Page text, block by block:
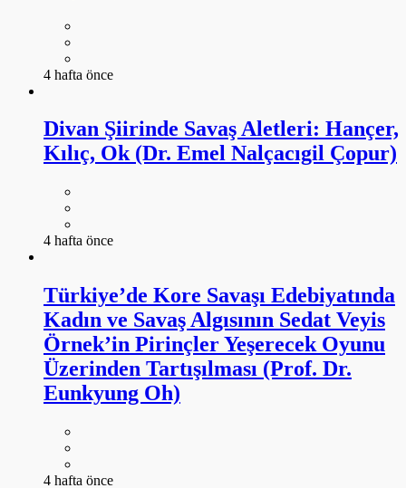
4 hafta önce
Divan Şiirinde Savaş Aletleri: Hançer,
Kılıç, Ok (Dr. Emel Nalçacıgil Çopur)
4 hafta önce
Türkiye’de Kore Savaşı Edebiyatında
Kadın ve Savaş Algısının Sedat Veyis
Örnek’in Pirinçler Yeşerecek Oyunu
Üzerinden Tartışılması (Prof. Dr.
Eunkyung Oh)
4 hafta önce